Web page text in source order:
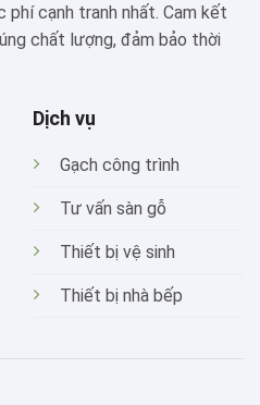
cạnh tranh nhất. Cam kết
chất lượng, đảm bảo thời
Dịch vụ
Gạch công trình
Tư vấn sàn gỗ
Thiết bị vệ sinh
Thiết bị nhà bếp